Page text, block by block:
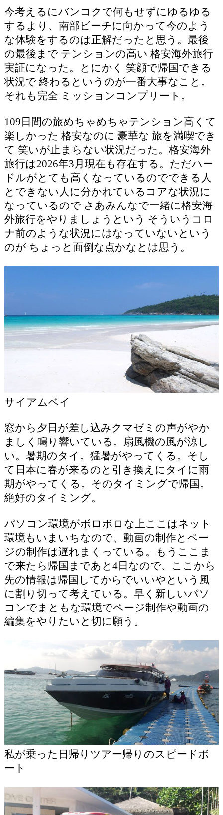
今考えるにバンコクで何もせずにゆるゆる
するより、南部ビーチに向かって今のよう
な体験をするのは正解だったと思う。最後
の最後まで テンションの高い 格安海外旅行
実証になった。とにかく 笑顔で帰国できる
状況で 終わるというのが一番大事なこと。
それも完全 ミッションコンプリート。
109日間の旅めちゃめちゃテンション高くて
楽しかった 格安なのに 豪華な 旅を満喫でき
て 笑いが止まらない状況だった。格安海外
旅行は2026年3月現在も存在する。ただハー
ドルがとても高くなっているのでできる人
とできない人に分かれているコアな状況に
なっているので さあみんなで一緒に格安海
外旅行をやりましょうという そういうコロ
ナ前のような状況にはなっていないという
のが ちょっと面倒な点かなとは思う。
サイアムベイ
窓から夕日が差し込みクマゼミの声がやか
ましく鳴り響いている。扇風機の風が涼し
い。暑期のタイ。猛暑がやってくる。そし
て日本に春が来るのと引き換えにタイに雨
期がやってくる。そのタイミングで帰国。
絶好のタイミング。
パソコン環境がボロボロな上ここはネット
環境もいまいちなので、動画の制作とペー
ジの制作は遅れまくっている。もうここま
で来たら帰国まであと4日なので、ここから
先の情報は帰国してからでいいやという風
に割り切って考えている。早く新しいパソ
コンでまともな環境でページ制作や動画の
編集をやりたいと切に願う。
私が乗った日帰りツアー帰りのスピードボ
ート